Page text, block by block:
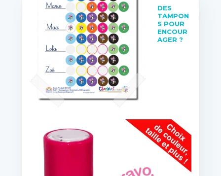
DES
TAMPON
S POUR
ENCOUR
AGER ?